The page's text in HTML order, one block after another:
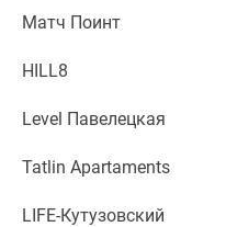
Банки
программы
Медиа
недвижимости
эксперта
Матч Поинт
HILL8
Level Павелецкая
Tatlin Apartaments
LIFE-Кутузовский